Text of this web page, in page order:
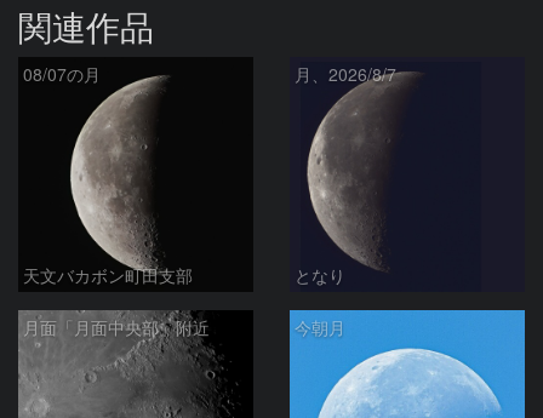
関連作品
08/07の月
天文バカボン町田支部
月、2026/8/7
となり
月面「月面中央部」附近 今朝月